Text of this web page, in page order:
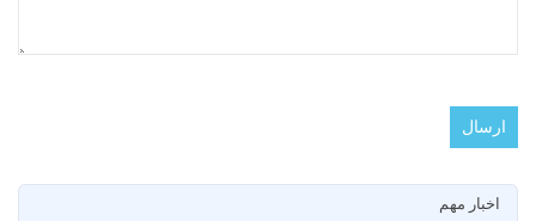
اخبار مهم